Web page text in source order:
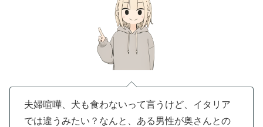
夫婦喧嘩、犬も食わないって言うけど、イタリア
では違うみたい？なんと、ある男性が奥さんとの